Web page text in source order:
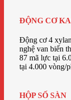
ĐỘNG CƠ
Động cơ 4
nghệ van biến
87 mã lực tại
tại 4.000 vòng/
HỘP SỐ SÀN